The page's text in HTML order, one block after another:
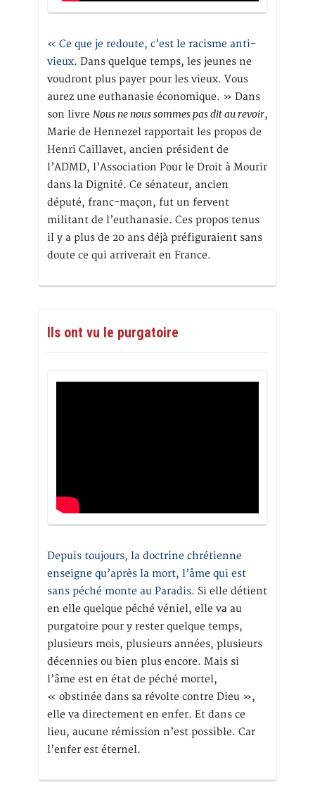
« Ce que je redoute, c’est le racisme anti-
vieux. Dans quelque temps, les jeunes ne
voudront plus payer pour les vieux. Vous
aurez une euthanasie économique. » Dans
son livre Nous ne nous sommes pas dit au revoir,
Marie de Hennezel rapportait les propos de
Henri Caillavet, ancien président de
l’ADMD, l’Association Pour le Droit à Mourir
dans la Dignité. Ce sénateur, ancien
député, franc-maçon, fut un fervent
militant de l’euthanasie. Ces propos tenus
il y a plus de 20 ans déjà préfiguraient sans
doute ce qui arriverait en France.
Ils ont vu le purgatoire
Depuis toujours, la doctrine chrétienne
enseigne qu’après la mort, l’âme qui est
sans péché monte au Paradis. Si elle détient
en elle quelque péché véniel, elle va au
purgatoire pour y rester quelque temps,
plusieurs mois, plusieurs années, plusieurs
décennies ou bien plus encore. Mais si
l’âme est en état de péché mortel,
« obstinée dans sa révolte contre Dieu »,
elle va directement en enfer. Et dans ce
lieu, aucune rémission n’est possible. Car
l’enfer est éternel.